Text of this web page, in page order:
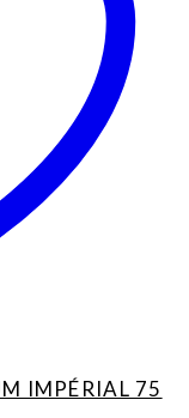
IMPÉRIAL 75